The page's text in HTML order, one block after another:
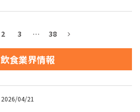
2 3 … 38
飲食業界情報
2026/04/21